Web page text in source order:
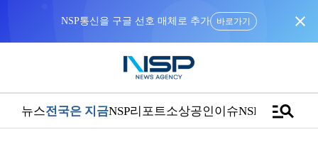
NSP통신을 구글 선호 매체로 추가 바로가기 close
뉴스전국은 지금NSP리포트소상공인이슈NSPTVmanage_search